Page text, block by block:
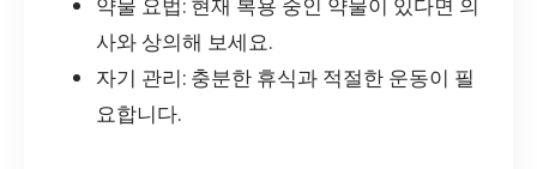
약물 요법: 현재 복용 중인 약물이 있다면 의
사와 상의해 보세요.
자기 관리: 충분한 휴식과 적절한 운동이 필
요합니다.